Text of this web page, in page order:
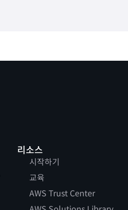
리소스
시작하기
교육
AWS Trust Center